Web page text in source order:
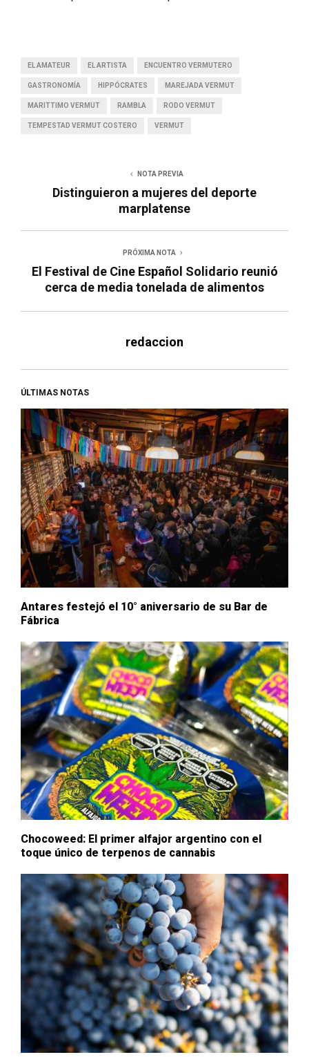
EL AMATEUR EL ARTISTA ENCUENTRO VERMUTERO
GASTRONOMÍA HIPPÓCRATES MAREJADA VERMUT
MARITTIMO VERMUT RAMBLA RODO VERMUT
TEMPESTAD VERMUT COSTERO VERMUT
NOTA PREVIA
Distinguieron a mujeres del deporte
marplatense
PRÓXIMA NOTA
El Festival de Cine Español Solidario reunió
cerca de media tonelada de alimentos
redaccion
ÚLTIMAS NOTAS
Antares festejó el 10° aniversario de su Bar de
Fábrica
Chocoweed: El primer alfajor argentino con el
toque único de terpenos de cannabis